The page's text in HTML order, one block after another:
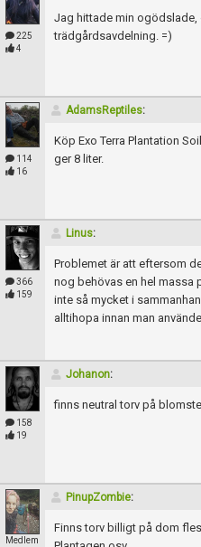
225
4
Jag hittade min
trädgårdsavdelning. =)
114
16
AdamsReptiles:
Köp Exo Terra Plantation
ger 8 liter.
366
159
Linus:
Problemet är att eftersom
nog behövas en hel massa
inte så mycket i
alltihopa innan man
158
19
Johanon:
finns neutral torv på
Medlem
PinupZombie:
Finns torv billigt på dom